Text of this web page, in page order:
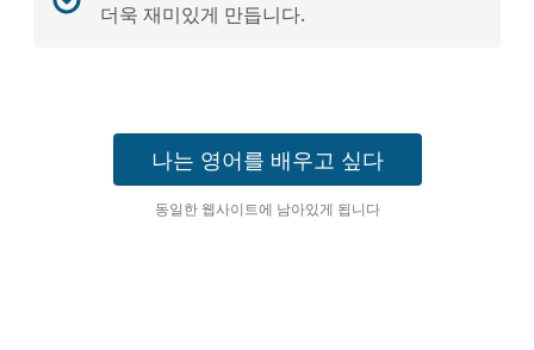
더욱 재미있게 만듭니다.
나는 영어를 배우고 싶다
동일한 웹사이트에 남아있게 됩니다